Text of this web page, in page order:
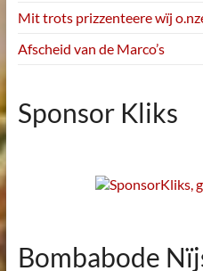
Mit trots prizzenteere wïj
Afscheid van de Marco’s
Sponsor Kliks
Bombabode